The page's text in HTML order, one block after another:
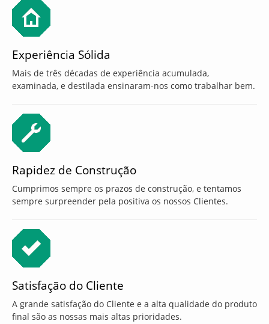
Experiência Sólida
Mais de três décadas de experiência acumulada,
examinada, e destilada ensinaram-nos como trabalhar bem.
Rapidez de Construção
Cumprimos sempre os prazos de construção, e tentamos
sempre surpreender pela positiva os nossos Clientes.
Satisfação do Cliente
A grande satisfação do Cliente e a alta qualidade do produto
final são as nossas mais altas prioridades.